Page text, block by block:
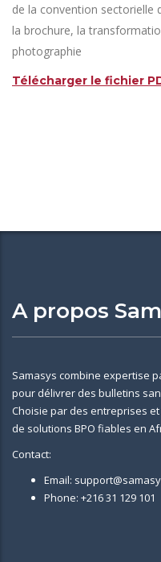
de la convention sectorielle
la brochure, la
photographie
Télécharger le fichier
A propos
Samasys combine expertise
pour délivrer des bulletins
Choisie par des entreprises
de solutions BPO fiables en
Contact:
Email:
Phone: +216 31 129 101